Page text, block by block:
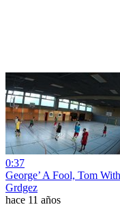
0:37
George’ A Fool, Tom
Grdgez
hace 11 años